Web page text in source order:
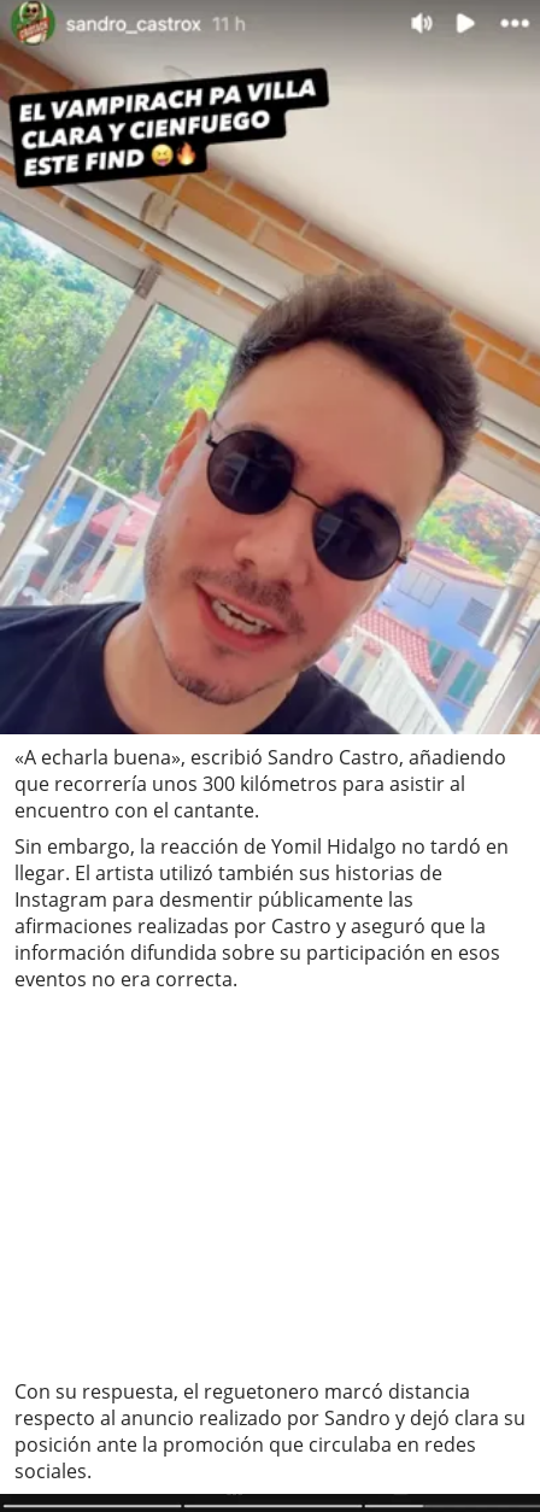
«A echarla buena», escribió Sandro Castro, añadiendo
que recorrería unos 300 kilómetros para asistir al
encuentro con el cantante.
Sin embargo, la reacción de Yomil Hidalgo no tardó en
llegar. El artista utilizó también sus historias de
Instagram para desmentir públicamente las
afirmaciones realizadas por Castro y aseguró que la
información difundida sobre su participación en esos
eventos no era correcta.
Con su respuesta, el reguetonero marcó distancia
respecto al anuncio realizado por Sandro y dejó clara su
posición ante la promoción que circulaba en redes
sociales.